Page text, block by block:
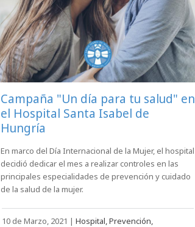
Campaña "Un día para tu salud" en
el Hospital Santa Isabel de
Hungría
En marco del Día Internacional de la Mujer, el hospital
decidió dedicar el mes a realizar controles en las
principales especialidades de prevención y cuidado
de la salud de la mujer.
10 de Marzo, 2021 |Hospital, Prevención,